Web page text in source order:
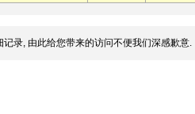
录, 由此给您带来的访问不便我们深感歉意.